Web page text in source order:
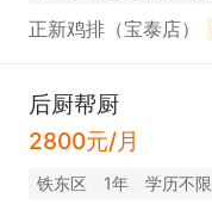
正新鸡排（宝泰店）
后厨帮厨
2800元/月
铁东区 1年 学历不限